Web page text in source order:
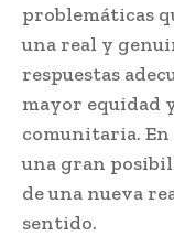
problemáticas
una real y
respuestas
mayor equidad
comunitaria.
una gran
de una nueva
sentido.